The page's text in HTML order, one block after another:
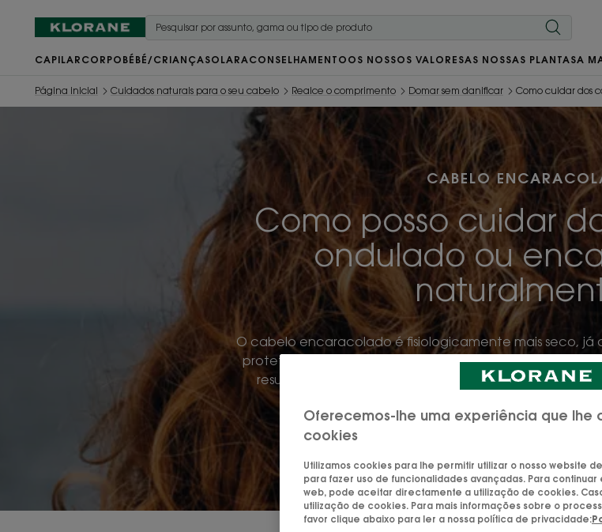
CAPILAR CORPO BÉBÉ/CRIANÇA SOLARACONSELHAMENTO OS NOSSOS VALORESAS NOSSAS PLANTASA
Página inicial Cuidados naturais para o seu cabelo Realce o comprimento Domar sem danificar Como cuidar dos
CABELO
Como posso cuidar
ondulado ou
O cabelo encaracolado é fisiologicamente mais seco,
protetor do cabelo, tem dificuldade para alcançar
resultado, o cabelo encaracolado tende a ser mais
Atualizado em
Oferecemos-lhe uma experiência que lhe
cookies
Utilizamos cookies para lhe permitir utilizar o nosso website
para fazer uso de funcionalidades avançadas. Para
web, pode aceitar directamente a utilização de cookies.
utilização de cookies. Para mais informações sobre o
favor clique abaixo para ler a nossa política de privacidade: